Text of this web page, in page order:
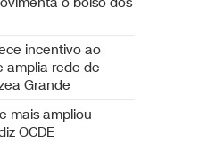
incentivo ao
amplia rede de
Grande
mais ampliou
OCDE